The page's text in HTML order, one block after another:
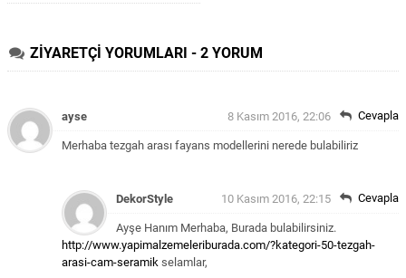
ZİYARETÇİ YORUMLARI - 2 YORUM
ayse 8 Kasım 2016, 22:06
Merhaba tezgah arası fayans modellerini nerede bulabiliriz
Cevapla
DekorStyle 10 Kasım 2016, 22:15
Ayşe Hanım Merhaba, Burada bulabilirsiniz.
http://www.yapimalzemeleriburada.com/?kategori-50-tezgah-
arasi-cam-seramik selamlar,
Cevapla